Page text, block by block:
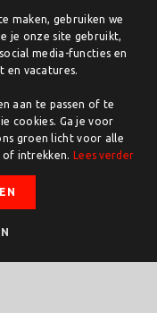
aanwezige
ondersteuning bij
ik hoeven
Luna
van de eerste
zijn,
onderschatten
een persoon in
maken, gebruiken we
je onze site gebruikt,
media-functies en
en vacatures.
aan te passen of te
cookies. Ga je voor
groen licht voor alle
of intrekken. Lees verder